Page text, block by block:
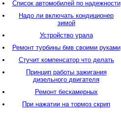
Список автомобилей по надежности
Надо ли включать кондиционер
зимой
Устройство урала
Ремонт турбины бмв своими руками
Стучит компенсатор что делать
Принцип работы зажигания
дизельного двигателя
Ремонт бескамерных
При нажатии на тормоз скрип